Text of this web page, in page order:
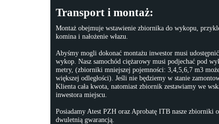
Transport i montaż:
Montaż obejmuje wstawienie zbiornika do wykopu,
komina i nałożenie włazu.
Abyśmy mogli dokonać montażu inwestor musi
wykop. Nasz samochód ciężarowy musi podjechać pod
metry, (zbiorniki mniejszej pojemności: 3,4,5,6,7 m3
większej odległości). Jeśli nie będziemy w stanie
Klienta cała kwota, natomiast zbiornik zestawiamy we
inwestora miejscu.
Posiadamy Atest PZH oraz Aprobatę ITB nasze zbiorniki
dwuletnią gwarancją.